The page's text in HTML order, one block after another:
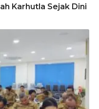
Karhutla Sejak Dini